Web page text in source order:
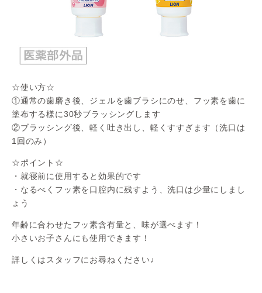
☆使い方☆
①通常の歯磨き後、ジェルを歯ブラシにのせ、フッ素を歯に
塗布する様に30秒ブラッシングします
②ブラッシング後、軽く吐き出し、軽くすすぎます（洗口は
1回のみ）
☆ポイント☆
・就寝前に使用すると効果的です
・なるべくフッ素を口腔内に残すよう、洗口は少量にしまし
ょう
年齢に合わせたフッ素含有量と、味が選べます！
小さいお子さんにも使用できます！
詳しくはスタッフにお尋ねください♩